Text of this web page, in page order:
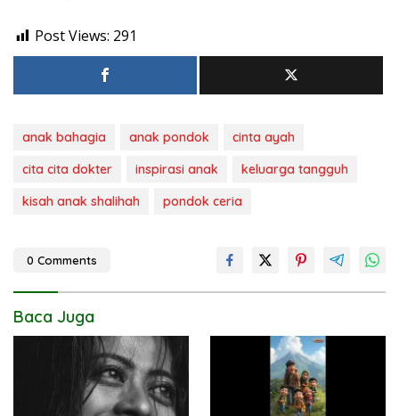
Post Views: 291
anak bahagia anak pondok
cinta ayah
cita cita dokter
inspirasi anak
keluarga tangguh
kisah anak shalihah
pondok ceria
0 Comments
Baca Juga